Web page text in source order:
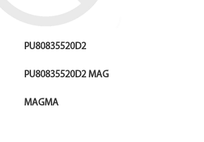
PU80835520D2
PU80835520D2 MAG
MAGMA